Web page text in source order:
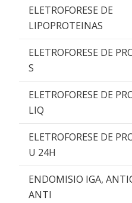
ELETROFORESE DE
LIPOPROTEINAS
ELETROFORESE DE
S
ELETROFORESE DE
LIQ
ELETROFORESE DE
U 24H
ENDOMISIO IGA,
ANTI